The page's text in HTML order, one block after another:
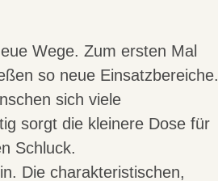
Wege. Zum ersten Mal
so neue Einsatzbereiche.
sich viele
sorgt die kleinere Dose für
Schluck.
Die charakteristischen,